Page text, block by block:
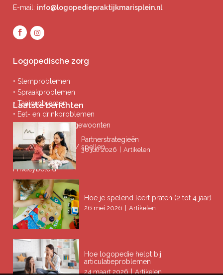
E-mail: info@logopediepraktijkmarisplein.nl
Logopedische zorg
• Stemproblemen
• Spraakproblemen
• Taalproblemen
• Eet- en drinkproblemen
• Afwijkende mondgewoonten
• Ademproblemen
• Problemen lezen / spellen
Privacybeleid
Laatste berichten
Partnerstrategieën
30 juli 2026 Artikelen
Hoe je spelend leert praten (2 tot 4 jaar)
26 mei 2026 Artikelen
Hoe logopedie helpt bij
articulatieproblemen
24 maart 2026 Artikelen